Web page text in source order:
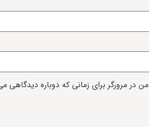
در مرورگر برای زمانی که دوباره دیدگاهی